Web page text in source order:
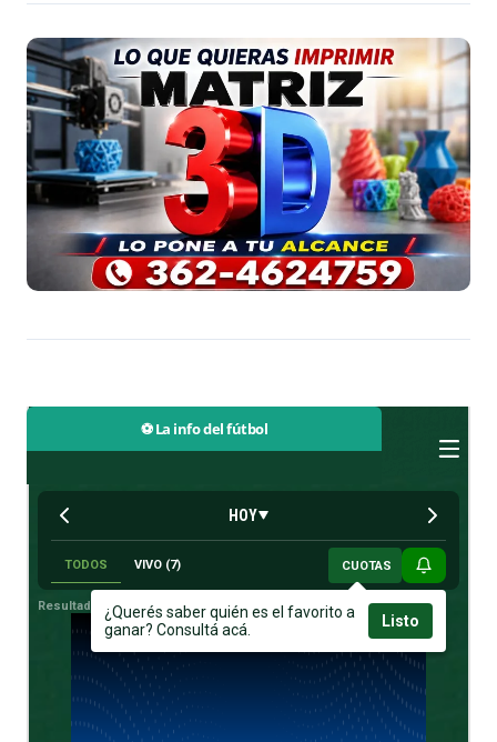
⚽ La info del fútbol